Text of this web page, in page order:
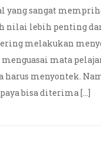
yang sangat
nilai lebih penting
melakukan
mata
menyontek.
bisa diterima […]